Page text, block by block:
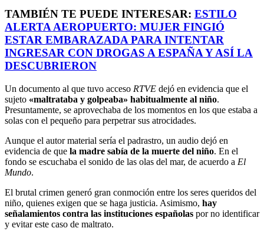
TAMBIÉN TE PUEDE INTERESAR: ESTILO
ALERTA AEROPUERTO: MUJER FINGIÓ
ESTAR EMBARAZADA PARA INTENTAR
INGRESAR CON DROGAS A ESPAÑA Y ASÍ LA
DESCUBRIERON
Un documento al que tuvo acceso RTVE dejó en evidencia que el
sujeto «maltrataba y golpeaba» habitualmente al niño.
Presuntamente, se aprovechaba de los momentos en los que estaba a
solas con el pequeño para perpetrar sus atrocidades.
Aunque el autor material sería el padrastro, un audio dejó en
evidencia de que la madre sabía de la muerte del niño. En el
fondo se escuchaba el sonido de las olas del mar, de acuerdo a El
Mundo.
El brutal crimen generó gran conmoción entre los seres queridos del
niño, quienes exigen que se haga justicia. Asimismo, hay
señalamientos contra las instituciones españolas por no identificar
y evitar este caso de maltrato.